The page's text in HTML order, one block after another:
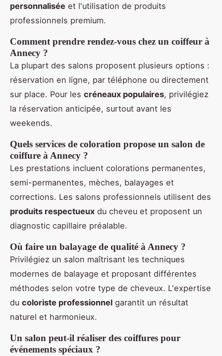
personnalisée et l'utilisation de produits
professionnels premium.
Comment prendre rendez-vous chez un coiffeur à
Annecy ?
La plupart des salons proposent plusieurs options :
réservation en ligne, par téléphone ou directement
sur place. Pour les créneaux populaires, privilégiez
la réservation anticipée, surtout avant les
weekends.
Quels services de coloration propose un salon de
coiffure à Annecy ?
Les prestations incluent colorations permanentes,
semi-permanentes, mèches, balayages et
corrections. Les salons professionnels utilisent des
produits respectueux du cheveu et proposent un
diagnostic capillaire préalable.
Où faire un balayage de qualité à Annecy ?
Privilégiez un salon maîtrisant les techniques
modernes de balayage et proposant différentes
méthodes selon votre type de cheveux. L'expertise
du coloriste professionnel garantit un résultat
naturel et harmonieux.
Un salon peut-il réaliser des coiffures pour
événements spéciaux ?